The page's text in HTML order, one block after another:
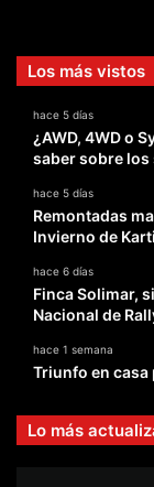
Los más vistos
hace 5 días
¿AWD, 4WD o
saber sobre
hace 5 días
Remontadas
Invierno de
hace 6 días
Finca Solimar,
Nacional de
hace 1 semana
Triunfo en casa
Lo más